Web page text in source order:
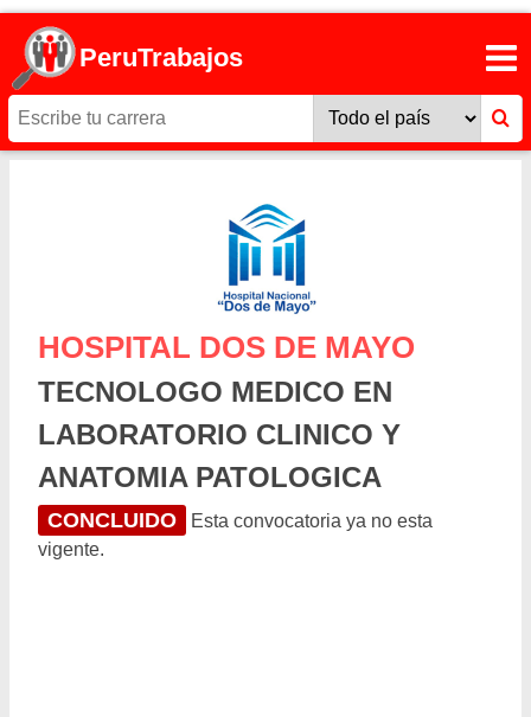
PeruTrabajos
HOSPITAL DOS DE MAYO
TECNOLOGO MEDICO EN
LABORATORIO CLINICO Y
ANATOMIA PATOLOGICA
CONCLUIDO
Esta convocatoria ya no esta
vigente.